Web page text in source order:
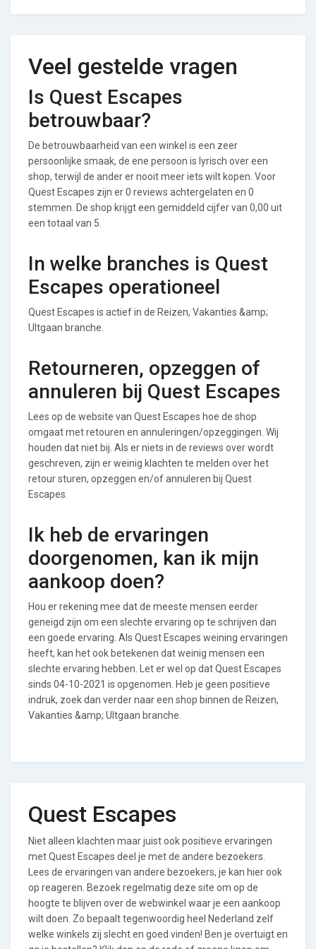
Veel gestelde vragen
Is Quest Escapes
betrouwbaar?
De betrouwbaarheid van een winkel is een zeer
persoonlijke smaak, de ene persoon is lyrisch over een
shop, terwijl de ander er nooit meer iets wilt kopen. Voor
Quest Escapes zijn er 0 reviews achtergelaten en 0
stemmen. De shop krijgt een gemiddeld cijfer van 0,00 uit
een totaal van 5.
In welke branches is Quest
Escapes operationeel
Quest Escapes is actief in de Reizen, Vakanties &amp;
UItgaan branche.
Retourneren, opzeggen of
annuleren bij Quest Escapes
Lees op de website van Quest Escapes hoe de shop
omgaat met retouren en annuleringen/opzeggingen. Wij
houden dat niet bij. Als er niets in de reviews over wordt
geschreven, zijn er weinig klachten te melden over het
retour sturen, opzeggen en/of annuleren bij Quest
Escapes.
Ik heb de ervaringen
doorgenomen, kan ik mijn
aankoop doen?
Hou er rekening mee dat de meeste mensen eerder
geneigd zijn om een slechte ervaring op te schrijven dan
een goede ervaring. Als Quest Escapes weining ervaringen
heeft, kan het ook betekenen dat weinig mensen een
slechte ervaring hebben. Let er wel op dat Quest Escapes
sinds 04-10-2021 is opgenomen. Heb je geen positieve
indruk, zoek dan verder naar een shop binnen de Reizen,
Vakanties &amp; UItgaan branche.
Quest Escapes
Niet alleen klachten maar juist ook positieve ervaringen
met Quest Escapes deel je met de andere bezoekers.
Lees de ervaringen van andere bezoekers, je kan hier ook
op reageren. Bezoek regelmatig deze site om op de
hoogte te blijven over de webwinkel waar je een aankoop
wilt doen. Zo bepaalt tegenwoordig heel Nederland zelf
welke winkels zij slecht en goed vinden! Ben je overtuigt en